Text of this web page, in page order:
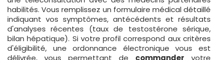
habilités. Vous remplissez un formulaire médical détaillé
indiquant vos symptômes, antécédents et résultats
d'analyses récentes (taux de testostérone sérique,
bilan hépatique). Si votre profil correspond aux critères
d'éligibilité, une ordonnance électronique vous est
délivrée, vous permettant de commander votre